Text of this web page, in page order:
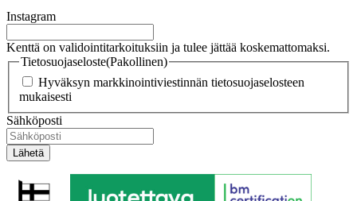
Instagram
Kenttä on validointitarkoituksiin ja tulee jättää koskemattomaksi.
Tietosuojaseloste(Pakollinen)
Hyväksyn markkinointiviestinnän tietosuojaselosteen
mukaisesti
Sähköposti